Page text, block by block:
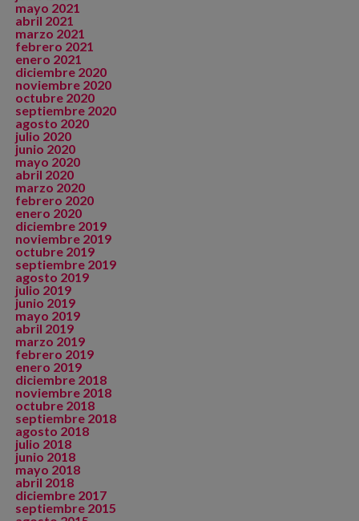
mayo 2021
abril 2021
marzo 2021
febrero 2021
enero 2021
diciembre 2020
noviembre 2020
octubre 2020
septiembre 2020
agosto 2020
julio 2020
junio 2020
mayo 2020
abril 2020
marzo 2020
febrero 2020
enero 2020
diciembre 2019
noviembre 2019
octubre 2019
septiembre 2019
agosto 2019
julio 2019
junio 2019
mayo 2019
abril 2019
marzo 2019
febrero 2019
enero 2019
diciembre 2018
noviembre 2018
octubre 2018
septiembre 2018
agosto 2018
julio 2018
junio 2018
mayo 2018
abril 2018
diciembre 2017
septiembre 2015